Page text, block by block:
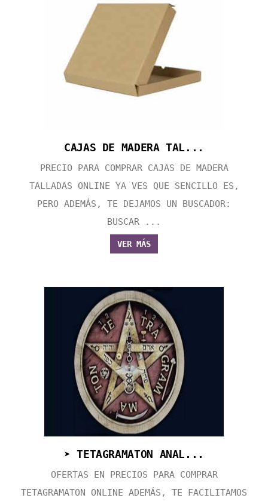
CAJAS DE MADERA TAL...
PRECIO PARA COMPRAR CAJAS DE MADERA
TALLADAS ONLINE YA VES QUE SENCILLO ES,
PERO ADEMÁS, TE DEJAMOS UN BUSCADOR:
BUSCAR ...
VER MÁS
➤ TETAGRAMATON ANAL...
OFERTAS EN PRECIOS PARA COMPRAR
TETAGRAMATON ONLINE ADEMÁS, TE FACILITAMOS